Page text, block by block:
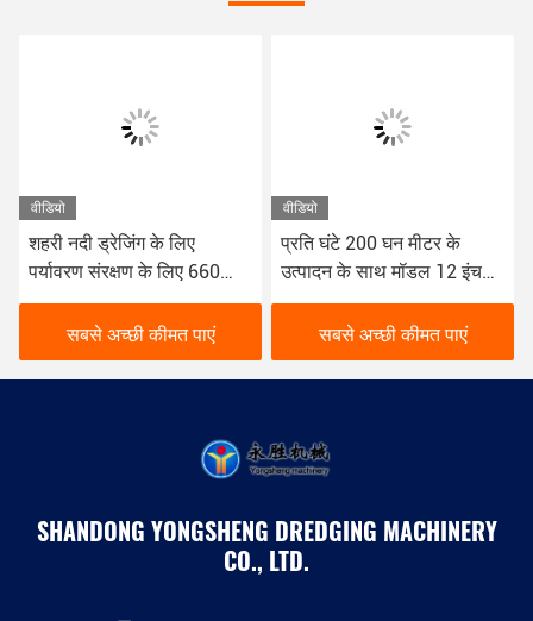
वीडियो
शहरी नदी ड्रेजिंग के लिए
पर्यावरण संरक्षण के लिए 660
किलोवाट 8 इंच का छोटा ड्रेजर
सबसे अच्छी कीमत पाएं
वीडियो
प्रति घंटे 200 घन मीटर के
उत्पादन के साथ मॉडल 12 इंच
पाइप काटने सक्शन ड्रेजर
सबसे अच्छी कीमत पाएं
SHANDONG YONGSHENG DREDGING MACHINERY
CO., LTD.